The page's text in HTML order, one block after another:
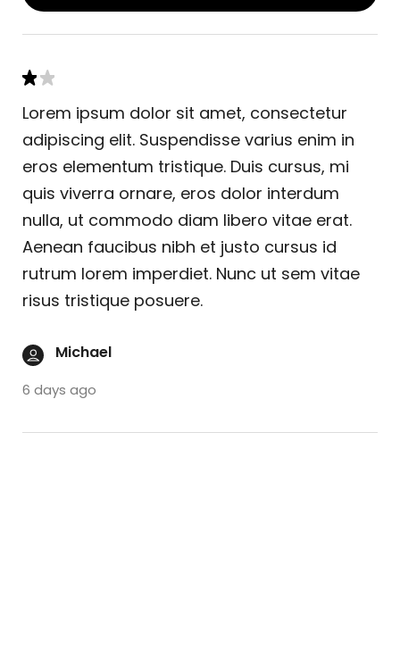
Lorem ipsum dolor sit amet, consectetur
adipiscing elit. Suspendisse varius enim in
eros elementum tristique. Duis cursus, mi
quis viverra ornare, eros dolor interdum
nulla, ut commodo diam libero vitae erat.
Aenean faucibus nibh et justo cursus id
rutrum lorem imperdiet. Nunc ut sem vitae
risus tristique posuere.
Michael
6 days ago